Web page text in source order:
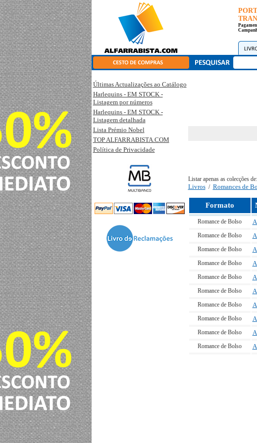
Últimas Actualizações ao Catálogo
Harlequins - EM STOCK -
Listagem por números
Harlequins - EM STOCK -
Listagem detalhada
Lista Prémio Nobel
TOP ALFARRABISTA.COM
Política de Privacidade
Listar apenas as colecções de:
Livros/ Romances de
Formato
Romance de Bolso
Romance de Bolso
Romance de Bolso
Romance de Bolso
Romance de Bolso
Romance de Bolso
Romance de Bolso
Romance de Bolso
Romance de Bolso
Romance de Bolso